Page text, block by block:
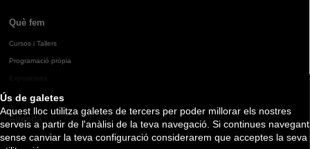
Ús de galetes
Aquest lloc utilitza galetes de tercers per poder millorar els nostres
serveis a partir de l'anàlisi de la teva navegació. Si continues navegant
sense canviar la teva configuració considerarem que acceptes la seva
Què fem
Cursos i Tallers
Programació pròpia
Agenda